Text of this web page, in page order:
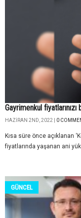
Gayrimenkul
HAZIRAN 2ND, 2022 | 0
Kısa süre önce açıklanan
fiyatlarında yaşanan ani
GÜNCEL